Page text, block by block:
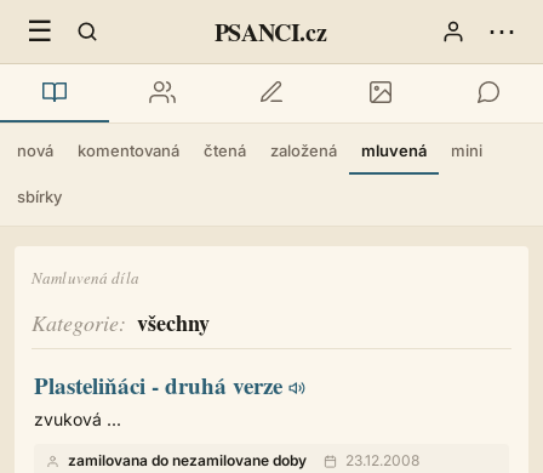
☰ PSANCI.cz ⋯
nová komentovaná čtená založená mluvená mini
sbírky
Namluvená díla
Kategorie všechny
Plasteliňáci - druhá verze
zvuková ...
zamilovana do nezamilovane doby
23.12.2008